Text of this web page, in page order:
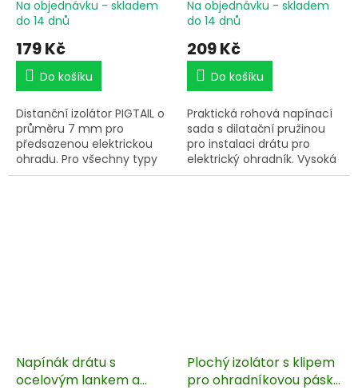
mm - 5 ks
Na objednávku - skladem
do 14 dnů
179 Kč
Do košíku
Distanční izolátor PIGTAIL o
průměru 7 mm pro
předsazenou elektrickou
ohradu. Pro všechny typy
vodičů, páska do šířky 40
Na objednávku - skladem
do 14 dnů
209 Kč
Do košíku
Praktická rohová napínací
sada s dilatační pružinou
pro instalaci drátu pro
elektrický ohradník. Vysoká
kvalita provedení. Výborná
Napínák drátu s
ocelovým lankem a
Plochý izolátor s klipem
pro ohradníkovou pásku